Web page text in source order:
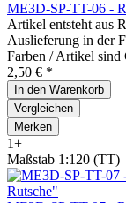
ME3D-SP-TT-06 -
Artikel entsteht aus
Auslieferung in der
Farben / Artikel sind
2,50 € *
In den Warenkorb
Vergleichen
Merken
1+
Maßstab 1:120 (TT)